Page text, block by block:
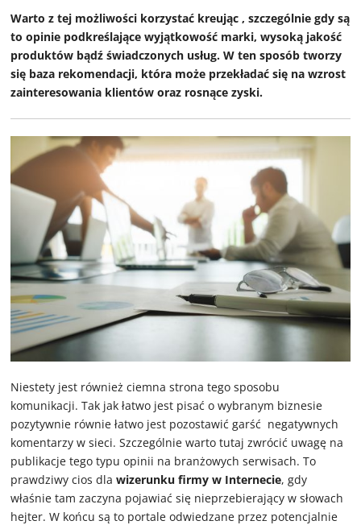
Warto z tej możliwości korzystać kreując , szczególnie gdy są
to opinie podkreślające wyjątkowość marki, wysoką jakość
produktów bądź świadczonych usług. W ten sposób tworzy
się baza rekomendacji, która może przekładać się na wzrost
zainteresowania klientów oraz rosnące zyski.
Niestety jest również ciemna strona tego sposobu
komunikacji. Tak jak łatwo jest pisać o wybranym biznesie
pozytywnie równie łatwo jest pozostawić garść negatywnych
komentarzy w sieci. Szczególnie warto tutaj zwrócić uwagę na
publikacje tego typu opinii na branżowych serwisach. To
prawdziwy cios dlawizerunku firmy w Internecie, gdy
właśnie tam zaczyna pojawiać się nieprzebierający w słowach
hejter. W końcu są to portale odwiedzane przez potencjalnie